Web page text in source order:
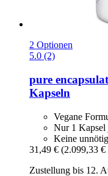
2 Optionen
5.0 (2)
pure
Kapseln
Vegane
Nur 1 Kapsel
Keine
31,49 € (2.099,33 €
Zustellung bis 12.